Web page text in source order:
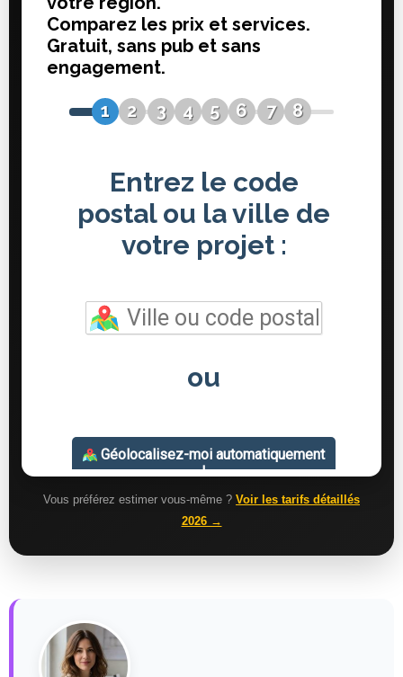
Vous préférez estimer vous-même ? Voir les tarifs détaillés
2026 →